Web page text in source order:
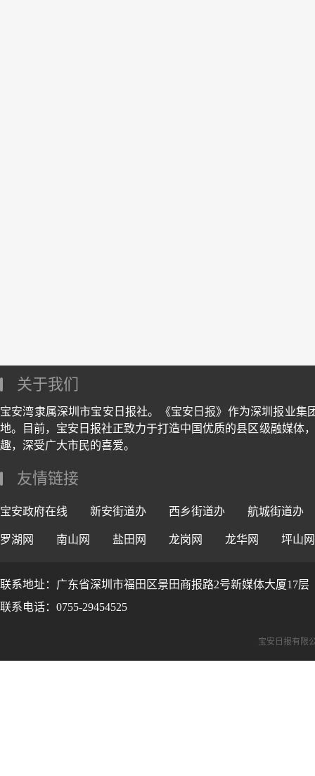
关于我们
宝安湾隶属深圳市宝安日报社。《宝安日报》作为深圳报业
地。目前，宝安日报社正致力于打造中国优质的县区级融媒体
趣，深受广大市民的喜爱。
友情链接
宝安政府在线 新安街道办 西乡街道办 航城街道办
罗湖网 南山网 盐田网 龙岗网 龙华网 坪山网
联系地址：广东省深圳市福田区景田商报路2号新媒体大厦17层
联系电话：0755-29454525
宝安日报有限